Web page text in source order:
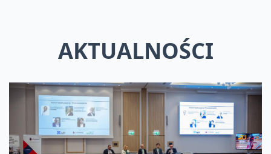
AKTUALNOŚCI